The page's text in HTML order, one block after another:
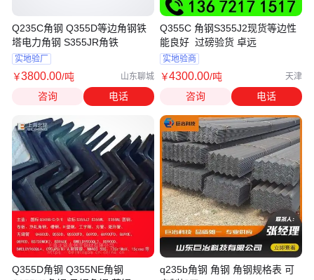
Q235C角钢 Q355D等边角钢铁
塔电力角钢 S355JR角铁
实地验厂
￥3800.00/吨 山东聊城
咨询 电话
Q355D角钢 Q355NE角钢
Q355C 角钢S355J2现货等边性
能良好 过磅验货 卓远
实地验商
￥4300.00/吨 天津
咨询 电话
q235b角钢 角钢 角钢规格表 可